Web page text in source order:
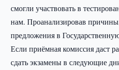
смогли участвовать в
нам. Проанализировав
предложения в
Если приёмная комиссия даст
сдать экзамены в следующие